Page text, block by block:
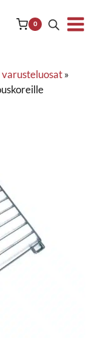
0
»